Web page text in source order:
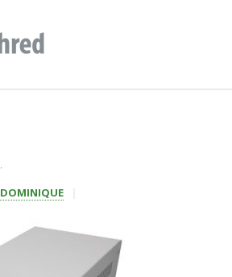
DOMINIQUE